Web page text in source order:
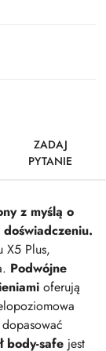
ZADAJ
PYTANIE
z myślą o
X5 Plus,
Podwójne
oferują
body-safe jest